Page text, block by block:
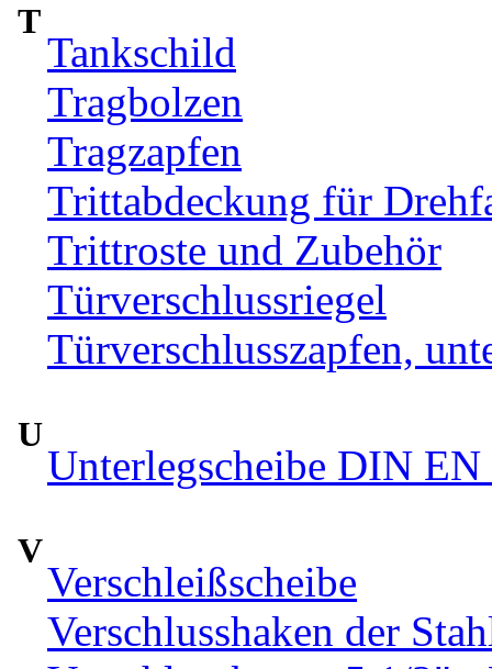
T
Tankschild
Tragbolzen
Tragzapfen
Trittabdeckung für
Trittroste und Zubehör
Türverschlussriegel
Türverschlusszapfen,
U
Unterlegscheibe DIN
V
Verschleißscheibe
Verschlusshaken der